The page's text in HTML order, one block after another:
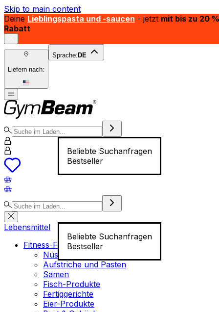
Skip to main content
Deine Lieblingspasta und -saucen - jetzt mit bis zu 20 %
Rabatt
Liefern nach:
Sprache: DE
Beliebte Suchanfragen
Bestseller
Beliebte Suchanfragen
Bestseller
Lebensmittel
Fitness-Food
Nüsse
Aufstriche und Pasten
Samen
Fisch-Produkte
Fertiggerichte
Eier-Produkte